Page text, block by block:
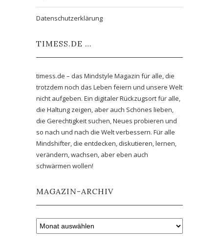
Datenschutzerklärung
TIMESS.DE …
timess.de – das Mindstyle Magazin für alle, die
trotzdem noch das Leben feiern und unsere Welt
nicht aufgeben. Ein digitaler Rückzugsort für alle,
die Haltung zeigen, aber auch Schönes lieben,
die Gerechtigkeit suchen, Neues probieren und
so nach und nach die Welt verbessern. Für alle
Mindshifter, die entdecken, diskutieren, lernen,
verändern, wachsen, aber eben auch
schwärmen wollen!
MAGAZIN-ARCHIV